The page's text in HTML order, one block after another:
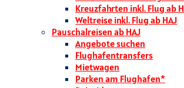
Kreuzfahrten inkl. Flug ab
Weltreise inkl. Flug ab HAJ
Pauschalreisen ab HAJ
Angebote suchen
Flughafentransfers
Mietwagen
Parken am Flughafen*